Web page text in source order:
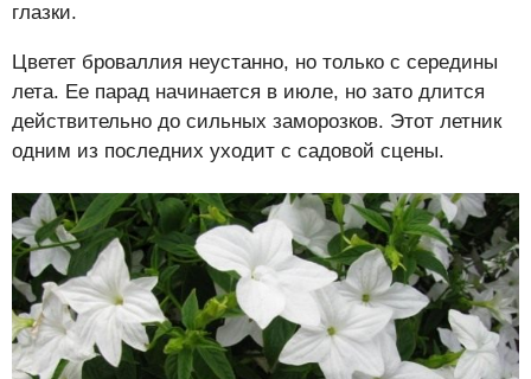
глазки.
Цветет броваллия неустанно, но только с середины
лета. Ее парад начинается в июле, но зато длится
действительно до сильных заморозков. Этот летник
одним из последних уходит с садовой сцены.